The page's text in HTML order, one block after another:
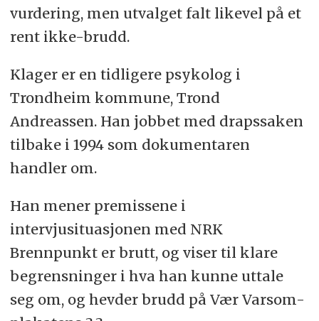
vurdering, men utvalget falt likevel på et
rent ikke-brudd.
Klager er en tidligere psykolog i
Trondheim kommune, Trond
Andreassen. Han jobbet med drapssaken
tilbake i 1994 som dokumentaren
handler om.
Han mener premissene i
intervjusituasjonen med NRK
Brennpunkt er brutt, og viser til klare
begrensninger i hva han kunne uttale
seg om, og hevder brudd på Vær Varsom-